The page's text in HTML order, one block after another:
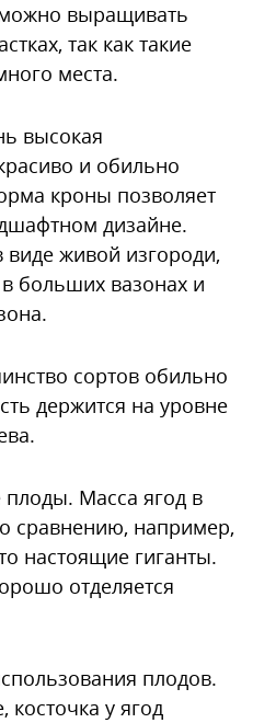
можно выращивать
так как такие
места.
высокая
и обильно
кроны позволяет
дизайне.
живой изгороди,
больших вазонах и
сортов обильно
держится на уровне
Масса ягод в
сравнению, например,
настоящие гиганты.
отделяется
плодов.
у ягод